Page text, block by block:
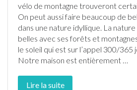
vélo de montagne trouveront
On peut aussi faire beaucoup de
dans une nature idyllique. La
belles avec ses forêts et
le soleil qui est sur l’appel 300/365
Notre maison est entièrement …
Lire la suite